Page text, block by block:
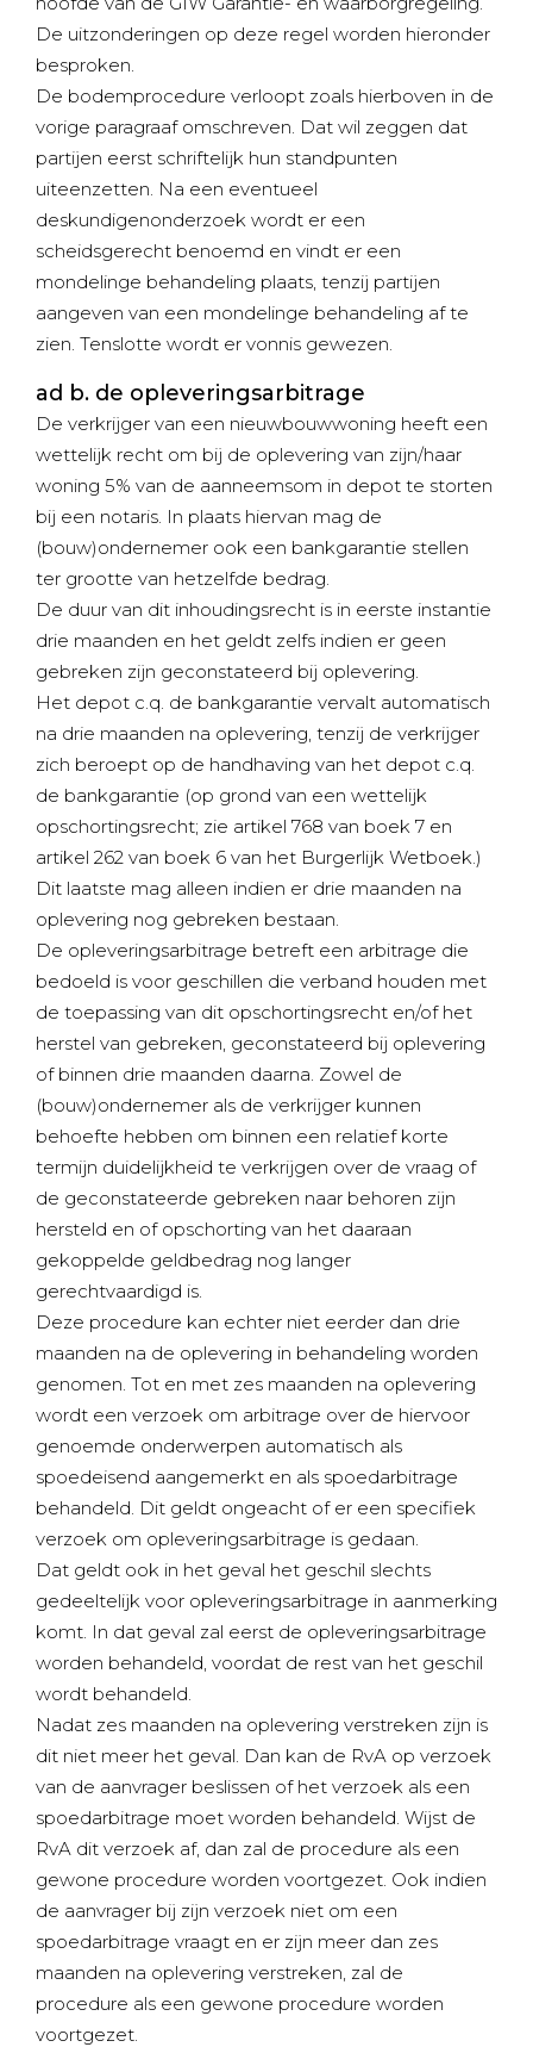
De uitzonderingen op deze regel worden hieronder
besproken.
De bodemprocedure verloopt zoals hierboven in de
vorige paragraaf omschreven. Dat wil zeggen dat
partijen eerst schriftelijk hun standpunten
uiteenzetten. Na een eventueel
deskundigenonderzoek wordt er een
scheidsgerecht benoemd en vindt er een
mondelinge behandeling plaats, tenzij partijen
aangeven van een mondelinge behandeling af te
zien. Tenslotte wordt er vonnis gewezen.
ad b. de opleveringsarbitrage
De verkrijger van een nieuwbouwwoning heeft een
wettelijk recht om bij de oplevering van zijn/haar
woning 5% van de aanneemsom in depot te storten
bij een notaris. In plaats hiervan mag de
(bouw)ondernemer ook een bankgarantie stellen
ter grootte van hetzelfde bedrag.
De duur van dit inhoudingsrecht is in eerste instantie
drie maanden en het geldt zelfs indien er geen
gebreken zijn geconstateerd bij oplevering.
Het depot c.q. de bankgarantie vervalt automatisch
na drie maanden na oplevering, tenzij de verkrijger
zich beroept op de handhaving van het depot c.q.
de bankgarantie (op grond van een wettelijk
opschortingsrecht; zie artikel 768 van boek 7 en
artikel 262 van boek 6 van het Burgerlijk Wetboek.)
Dit laatste mag alleen indien er drie maanden na
oplevering nog gebreken bestaan.
De opleveringsarbitrage betreft een arbitrage die
bedoeld is voor geschillen die verband houden met
de toepassing van dit opschortingsrecht en/of het
herstel van gebreken, geconstateerd bij oplevering
of binnen drie maanden daarna. Zowel de
(bouw)ondernemer als de verkrijger kunnen
behoefte hebben om binnen een relatief korte
termijn duidelijkheid te verkrijgen over de vraag of
de geconstateerde gebreken naar behoren zijn
hersteld en of opschorting van het daaraan
gekoppelde geldbedrag nog langer
gerechtvaardigd is.
Deze procedure kan echter niet eerder dan drie
maanden na de oplevering in behandeling worden
genomen. Tot en met zes maanden na oplevering
wordt een verzoek om arbitrage over de hiervoor
genoemde onderwerpen automatisch als
spoedeisend aangemerkt en als spoedarbitrage
behandeld. Dit geldt ongeacht of er een specifiek
verzoek om opleveringsarbitrage is gedaan.
Dat geldt ook in het geval het geschil slechts
gedeeltelijk voor opleveringsarbitrage in aanmerking
komt. In dat geval zal eerst de opleveringsarbitrage
worden behandeld, voordat de rest van het geschil
wordt behandeld.
Nadat zes maanden na oplevering verstreken zijn is
dit niet meer het geval. Dan kan de RvA op verzoek
van de aanvrager beslissen of het verzoek als een
spoedarbitrage moet worden behandeld. Wijst de
RvA dit verzoek af, dan zal de procedure als een
gewone procedure worden voortgezet. Ook indien
de aanvrager bij zijn verzoek niet om een
spoedarbitrage vraagt en er zijn meer dan zes
maanden na oplevering verstreken, zal de
procedure als een gewone procedure worden
voortgezet.